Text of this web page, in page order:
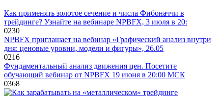
Как применять золотое сечение и числа Фибоначчи в
трейдинге? Узнайте на вебинаре NPBFX, 3 июля в 20:
0230
NPBFX приглашает на вебинар «Графический анализ внутри
дня: ценовые уровни, модели и фигуры», 26.05
0216
Фундаментальный анализ движения цен. Посетите
обучающий вебинар от NPBFX 19 июня в 20:00 МСК
0368